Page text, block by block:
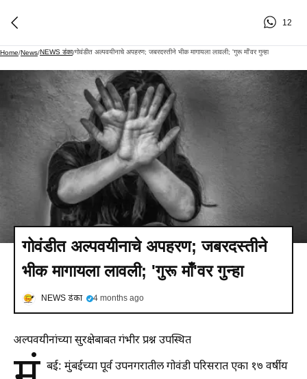
12
Home/News/NEWS डंका/गोवंडीत अल्पवयीनाचे अपहरण; जबरदस्तीने भीक मागायला लावली; 'गुरू माँ'वर गुन्हा
गोवंडीत अल्पवयीनाचे अपहरण; जबरदस्तीने
भीक मागायला लावली; 'गुरू माँ'वर गुन्हा
NEWS डंका 4 months ago
अल्पवयीनांच्या सुरक्षेबाबत गंभीर प्रश्न उपस्थित
बई: मुंबईच्या पूर्व उपनगरातील गोवंडी परिसरात एका १७ वर्षीय